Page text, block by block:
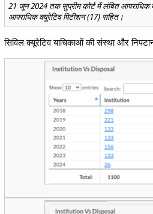
21 जून 2024 तक सुप्रीम कोर्ट में लंबित आपराधिक
आपराधिक क्यूरेटिव पिटीशन (17) सहित।
सिविल क्यूरेटिव याचिकाओं की संस्था और